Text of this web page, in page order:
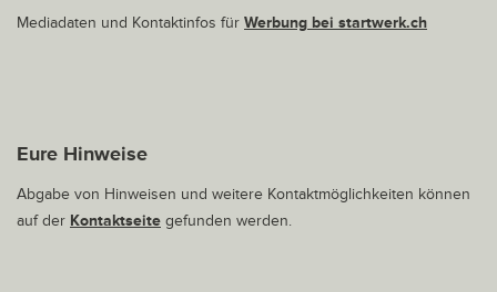
Mediadaten und Kontaktinfos für Werbung bei startwerk.ch
Eure Hinweise
Abgabe von Hinweisen und weitere Kontaktmöglichkeiten können
auf der Kontaktseite gefunden werden.